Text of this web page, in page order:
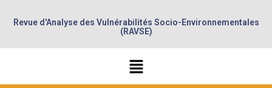
Revue d'Analyse des Vulnérabilités Socio-Environnementales
(RAVSE)